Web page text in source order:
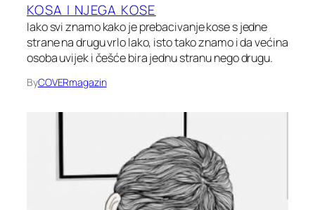
KOSA I NJEGA KOSE
Iako svi znamo kako je prebacivanje kose s jedne
strane na drugu vrlo lako, isto tako znamo i da većina
osoba uvijek i češće bira jednu stranu nego drugu.
ByCOVERmagazin